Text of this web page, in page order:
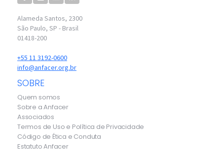
Alameda Santos, 2300
São Paulo, SP - Brasil
01418-200
+55 11 3192-0600
info@anfacer.org.br
SOBRE
Quem somos
Sobre a Anfacer
Associados
Termos de Uso e Política de Privacidade
Código de Ética e Conduta
Estatuto Anfacer